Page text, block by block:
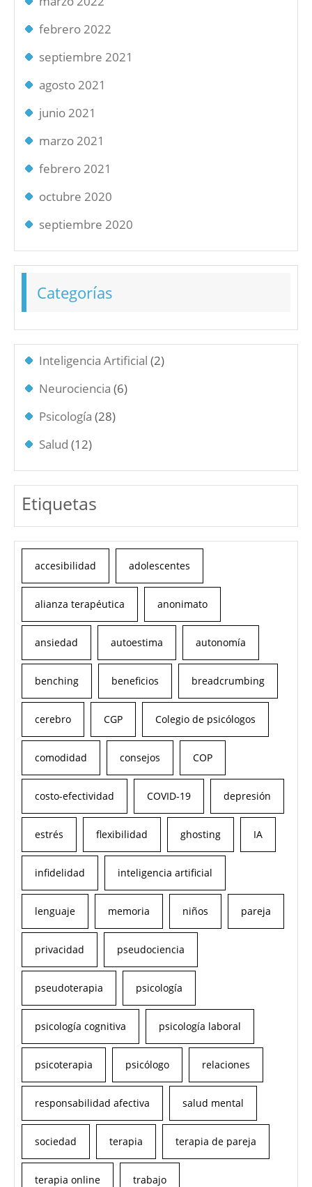
febrero 2022
septiembre 2021
agosto 2021
junio 2021
marzo 2021
febrero 2021
octubre 2020
septiembre 2020
Categorías
Inteligencia Artificial (2)
Neurociencia (6)
Psicología (28)
Salud (12)
Etiquetas
accesibilidad adolescentes
alianza terapéutica anonimato
ansiedad autoestima autonomía
benching beneficios breadcrumbing
cerebro CGP Colegio de psicólogos
comodidad consejos COP
costo-efectividad COVID-19 depresión
estrés flexibilidad ghosting IA
infidelidad inteligencia artificial
lenguaje memoria niños pareja
privacidad pseudociencia
pseudoterapia psicología
psicología cognitiva psicología laboral
psicoterapia psicólogo relaciones
responsabilidad afectiva salud mental
sociedad terapia terapia de pareja
terapia online trabajo